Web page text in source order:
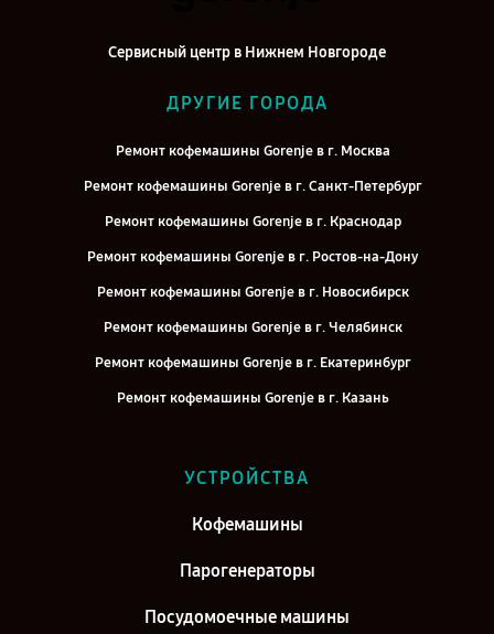
Сервисный центр в Нижнем Новгороде
ДРУГИЕ ГОРОДА
Ремонт кофемашины Gorenje в г. Москва
Ремонт кофемашины Gorenje в г. Санкт-Петербург
Ремонт кофемашины Gorenje в г. Краснодар
Ремонт кофемашины Gorenje в г. Ростов-на-Дону
Ремонт кофемашины Gorenje в г. Новосибирск
Ремонт кофемашины Gorenje в г. Челябинск
Ремонт кофемашины Gorenje в г. Екатеринбург
Ремонт кофемашины Gorenje в г. Казань
Ремонт кофемашины Gorenje в г. Саратов
Ремонт кофемашины Gorenje в г. Киров
УСТРОЙСТВА
Кофемашины
Парогенераторы
Посудомоечные машины